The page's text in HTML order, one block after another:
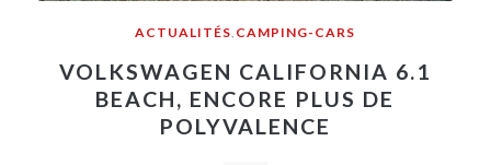
ACTUALITÉS, CAMPING-CARS
VOLKSWAGEN CALIFORNIA 6.1
BEACH, ENCORE PLUS DE
POLYVALENCE